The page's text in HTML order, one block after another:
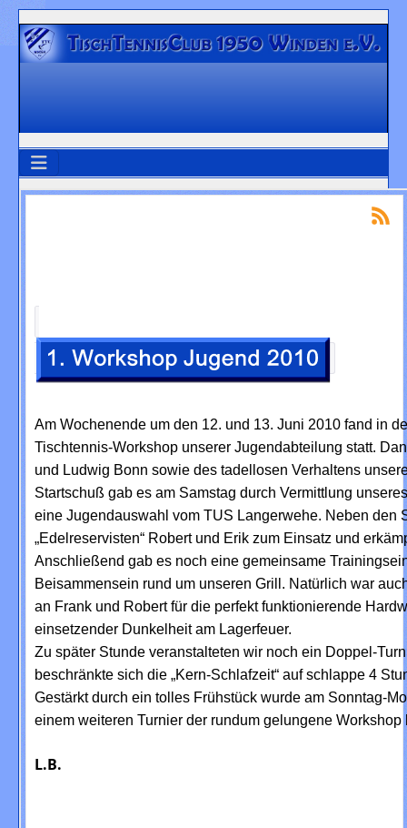
Am Wochenende um den 12. und 13. Juni 2010 fand in
Tischtennis-Workshop unserer Jugendabteilung statt.
und Ludwig Bonn sowie des tadellosen Verhaltens
Startschuß gab es am Samstag durch Vermittlung
eine Jugendauswahl vom TUS Langerwehe. Neben
„Edelreservisten“ Robert und Erik zum Einsatz und
Anschließend gab es noch eine gemeinsame
Beisammensein rund um unseren Grill. Natürlich war
an Frank und Robert für die perfekt funktionierende
einsetzender Dunkelheit am Lagerfeuer.
Zu später Stunde veranstalteten wir noch ein Doppel-
beschränkte sich die „Kern-Schlafzeit“ auf schlappe 4
Gestärkt durch ein tolles Frühstück wurde am Sonntag-
einem weiteren Turnier der rundum gelungene Workshop
L.B.